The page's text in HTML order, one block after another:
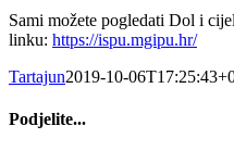
Sami možete pogledati Dol i
linku: https://ispu.mgipu.hr/
Tartajun2019-10-
Podjelite...